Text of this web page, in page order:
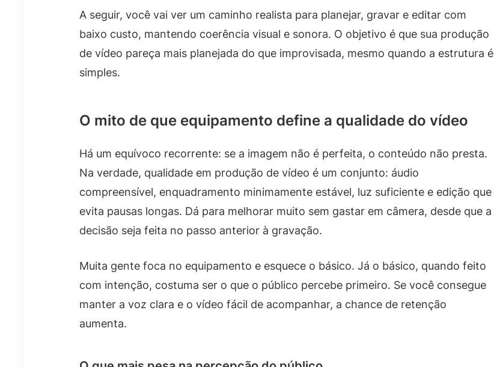
A seguir, você vai ver um caminho realista para planejar, gravar e editar com
baixo custo, mantendo coerência visual e sonora. O objetivo é que sua produção
de vídeo pareça mais planejada do que improvisada, mesmo quando a estrutura é
simples.
O mito de que equipamento define a qualidade do vídeo
Há um equívoco recorrente: se a imagem não é perfeita, o conteúdo não presta.
Na verdade, qualidade em produção de vídeo é um conjunto: áudio
compreensível, enquadramento minimamente estável, luz suficiente e edição que
evita pausas longas. Dá para melhorar muito sem gastar em câmera, desde que a
decisão seja feita no passo anterior à gravação.
Muita gente foca no equipamento e esquece o básico. Já o básico, quando feito
com intenção, costuma ser o que o público percebe primeiro. Se você consegue
manter a voz clara e o vídeo fácil de acompanhar, a chance de retenção
aumenta.